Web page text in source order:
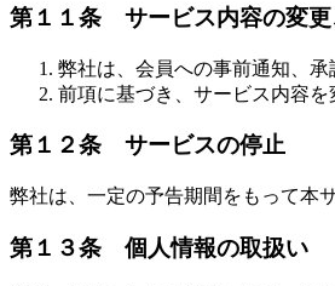
第１１条 サービス内容の変更
弊社は、会員への事前通知、
前項に基づき、サービス内容
第１２条 サービスの停止
弊社は、一定の予告期間をもって本
第１３条 個人情報の取扱い